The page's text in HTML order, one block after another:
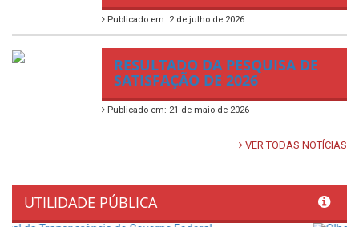
Publicado em: 2 de julho de 2026
RESULTADO DA PESQUISA DE
SATISFAÇÃO DE 2026
Publicado em: 21 de maio de 2026
VER TODAS NOTÍCIAS
UTILIDADE PÚBLICA